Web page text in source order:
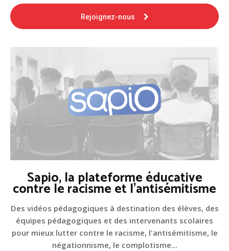
Rejoignez-nous
Sapio, la plateforme éducative
contre le racisme et l'antisémitisme
Des vidéos pédagogiques à destination des élèves, des
équipes pédagogiques et des intervenants scolaires
pour mieux lutter contre le racisme, l'antisémitisme, le
négationnisme, le complotisme...